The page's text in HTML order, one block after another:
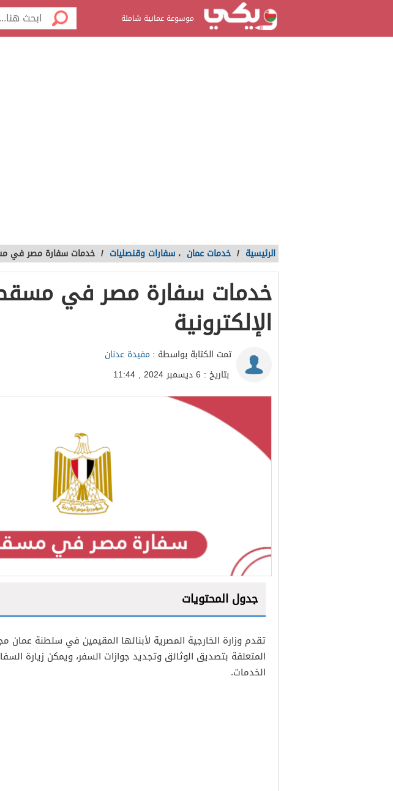
موسوعة عمانية شاملة
الرئيسية / خدمات عمان ، سفارات وقنصليات / خدمات سفارة مصر في
خدمات سفارة مصر في
الإلكترونية
تمت الكتابة بواسطة : مفيدة عدنان
بتاريخ : 6 ديسمبر 2024 , 11:44
جدول المحتويات
2
3
تقدم وزارة الخارجية المصرية لأبنائها المقيمين في سلطنة عمان
المتعلقة بتصديق الوثائق وتجديد جوازات السفر، ويمكن زيارة
الخدمات.